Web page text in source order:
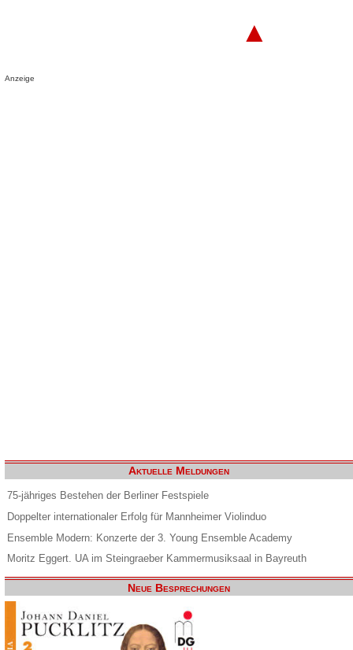
▲
Anzeige
Aktuelle Meldungen
75-jähriges Bestehen der Berliner Festspiele
Doppelter internationaler Erfolg für Mannheimer Violinduo
Ensemble Modern: Konzerte der 3. Young Ensemble Academy
Moritz Eggert. UA im Steingraeber Kammermusiksaal in Bayreuth
Neue Besprechungen